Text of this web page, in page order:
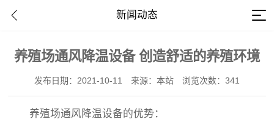
新闻动态
养殖场通风降温设备 创造舒适的养殖环境
发布日期：2021-10-11 来源：本站 浏览次数：341
养殖场通风降温设备的优势：